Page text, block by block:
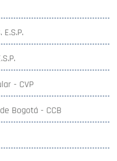
- CVP
Bogotá - CCB